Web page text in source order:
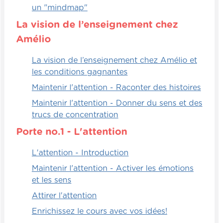
de vous enseigner quelque chose, c'est
compris . Si vous me posez des [00:01:00]
questions sur des définitions, je peux vous
réenseigne, c'est que chaque lacune,
chaque oubli, chaque élément qui n'est pas
vraiment solide devient une évidence, c'est
s'y tromper et ça permet justement à
l'apprenant de pouvoir réajuster et pointer
du doigt ce qu'il a oublié, puis s'assurer
solidifier et réapprendre de façon
permanente idéalement.
Donc, le fait de réenseigner, de
questionner, réenseigner, questionner, c'est
ce qui existe de meilleur probablement au
un "mindmap"
La vision de l’enseignement chez
Amélio
La vision de l’enseignement chez Amélio et
les conditions gagnantes
Maintenir l'attention - Raconter des histoires
Maintenir l'attention - Donner du sens et des
trucs de concentration
Porte no.1 - L'attention
L'attention - Introduction
Maintenir l'attention - Activer les émotions
et les sens
Attirer l'attention
Enrichissez le cours avec vos idées!